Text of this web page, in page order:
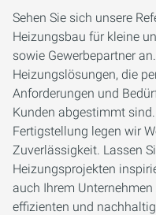
Sehen Sie sich unsere
Heizungsbau für kleine
sowie Gewerbepartner
Heizungslösungen, die
Anforderungen und
Kunden abgestimmt
Fertigstellung legen wir
Zuverlässigkeit. Lassen
Heizungsprojekten
auch Ihrem
effizienten und